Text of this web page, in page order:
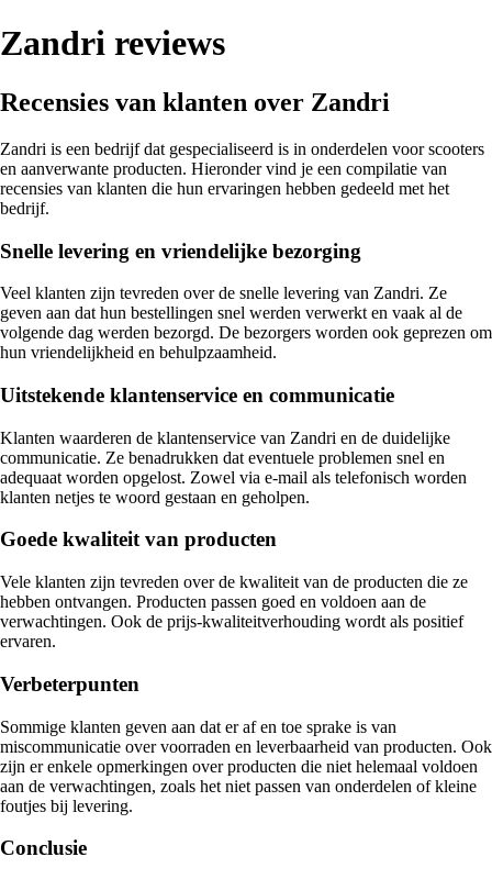
Zandri reviews
Recensies van klanten over Zandri
Zandri is een bedrijf dat gespecialiseerd is in onderdelen voor scooters
en aanverwante producten. Hieronder vind je een compilatie van
recensies van klanten die hun ervaringen hebben gedeeld met het
bedrijf.
Snelle levering en vriendelijke bezorging
Veel klanten zijn tevreden over de snelle levering van Zandri. Ze
geven aan dat hun bestellingen snel werden verwerkt en vaak al de
volgende dag werden bezorgd. De bezorgers worden ook geprezen om
hun vriendelijkheid en behulpzaamheid.
Uitstekende klantenservice en communicatie
Klanten waarderen de klantenservice van Zandri en de duidelijke
communicatie. Ze benadrukken dat eventuele problemen snel en
adequaat worden opgelost. Zowel via e-mail als telefonisch worden
klanten netjes te woord gestaan en geholpen.
Goede kwaliteit van producten
Vele klanten zijn tevreden over de kwaliteit van de producten die ze
hebben ontvangen. Producten passen goed en voldoen aan de
verwachtingen. Ook de prijs-kwaliteitverhouding wordt als positief
ervaren.
Verbeterpunten
Sommige klanten geven aan dat er af en toe sprake is van
miscommunicatie over voorraden en leverbaarheid van producten. Ook
zijn er enkele opmerkingen over producten die niet helemaal voldoen
aan de verwachtingen, zoals het niet passen van onderdelen of kleine
foutjes bij levering.
Conclusie